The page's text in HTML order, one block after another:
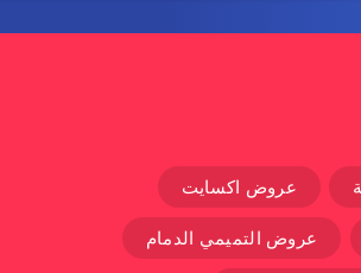
عروض اكسايت
عروض التميمي الدمام